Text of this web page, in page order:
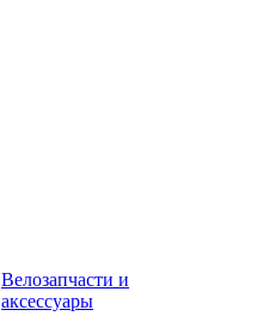
Велозапчасти и
аксессуары